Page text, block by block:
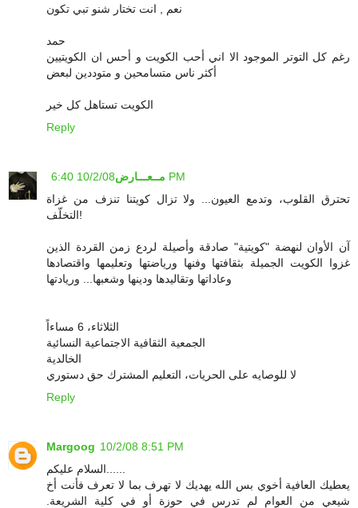
نعم , انت تختار شنو تبي تكون
حمد
رغم كل التوتر الموجود الا اني أحب الكويت و أحس ان الكويتيين
أكثر ناس متسامحين و متوددين لبعض
الكويت تستاهل كل خير
Reply
مــعـــارض 10/2/08 6:40 PM
تحترق القلوب، وتدمع العيون... ولا تزال كويتنا تنزف من غزاة
التخلّف!
آن الأوان لنهضة "كويتية" صادقة وأصيلة لردع زمن القردة الذين
غزوا الكويت الجميلة بثقافتها وفنها ورياضتها وتعليمها واقتصادها
وعاداتها وتقاليدها ودينها وشعبها... وريادتها
الثلاثاء، 6 مساءاً
الجمعية الثقافية الاجتماعية النسائية
الخالدية
لا للوصايه على الحريات، التعليم المشترك حق دستوري
Reply
Margoog 10/2/08 8:51 PM
يعطيك العافية أخوي بس الله يهديك لا تهرف بما لا تعرف فأنت أخ
شيعي من العوام لم تدرس في حوزة أو في كلية الشريعة.